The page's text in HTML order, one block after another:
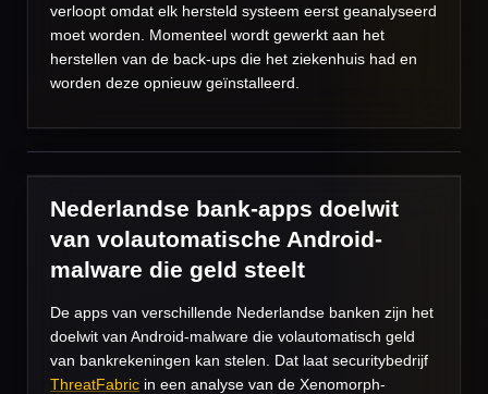
verloopt omdat elk hersteld systeem eerst geanalyseerd
moet worden. Momenteel wordt gewerkt aan het
herstellen van de back-ups die het ziekenhuis had en
worden deze opnieuw geïnstalleerd.
Nederlandse bank-apps doelwit
van volautomatische Android-
malware die geld steelt
De apps van verschillende Nederlandse banken zijn het
doelwit van Android-malware die volautomatisch geld
van bankrekeningen kan stelen. Dat laat securitybedrijf
ThreatFabric in een analyse van de Xenomorph-